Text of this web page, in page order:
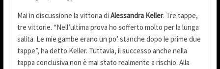
Mai in discussione la vittoria di Alessandra Keller. Tre tappe,
tre vittorie. “Nell’ultima prova ho sofferto molto per la lunga
salita. Le mie gambe erano un po’ stanche dopo le prime due
tappe”, ha detto Keller. Tuttavia, il successo anche nella
tappa conclusiva non è mai stato realmente a rischio. Alla